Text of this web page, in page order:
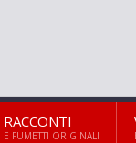
RACCONTI
E FUMETTI ORIGINALI